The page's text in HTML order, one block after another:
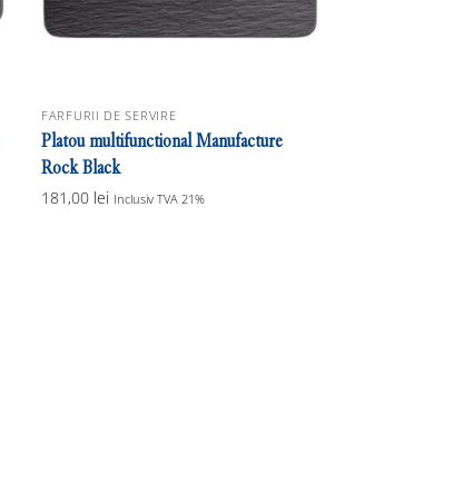
FARFURII DE SERVIRE
Platou multifunctional Manufacture
Rock Black
181,00 lei Inclusiv TVA 21%